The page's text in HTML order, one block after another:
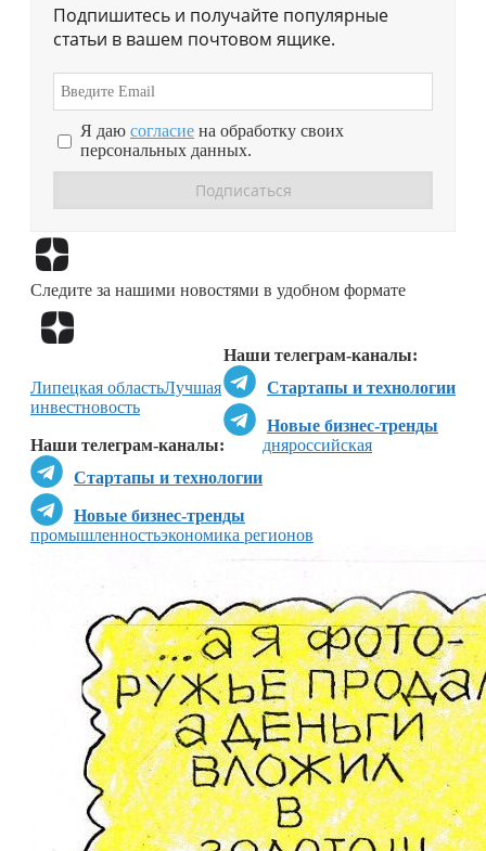
Подпишитесь и получайте популярные
статьи в вашем почтовом ящике.
Я даю согласие на обработку своих
персональных данных.
Следите за нашими новостями в удобном формате
Наши телеграм-каналы:
Стартапы и технологии
Новые бизнес-тренды
Наши телеграм-каналы:
Стартапы и технологии
Новые бизнес-тренды
Липецкая областьЛучшая
инвестновость
дняроссийская
промышленностьэкономика регионов